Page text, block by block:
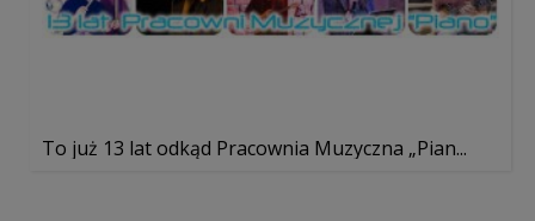
To już 13 lat odkąd Pracownia Muzyczna „Pian...